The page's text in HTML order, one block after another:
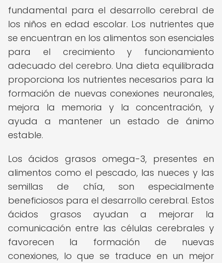
fundamental para el desarrollo cerebral de
los niños en edad escolar. Los nutrientes que
se encuentran en los alimentos son esenciales
para el crecimiento y funcionamiento
adecuado del cerebro. Una dieta equilibrada
proporciona los nutrientes necesarios para la
formación de nuevas conexiones neuronales,
mejora la memoria y la concentración, y
ayuda a mantener un estado de ánimo
estable.
Los ácidos grasos omega-3, presentes en
alimentos como el pescado, las nueces y las
semillas de chía, son especialmente
beneficiosos para el desarrollo cerebral. Estos
ácidos grasos ayudan a mejorar la
comunicación entre las células cerebrales y
favorecen la formación de nuevas
conexiones, lo que se traduce en un mejor